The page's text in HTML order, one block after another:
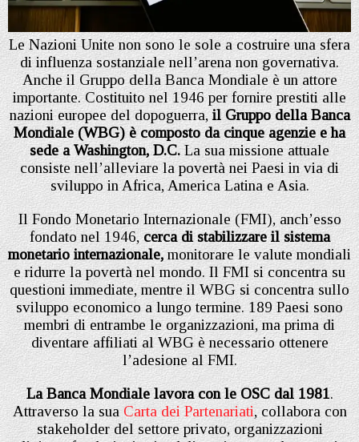
Le Nazioni Unite non sono le sole a costruire una sfera
di influenza sostanziale nell’arena non governativa.
Anche il Gruppo della Banca Mondiale è un attore
importante. Costituito nel 1946 per fornire prestiti alle
nazioni europee del dopoguerra,il Gruppo della Banca
Mondiale (WBG) è composto da cinque agenzie e ha
sede a Washington, D.C.La sua missione attuale
consiste nell’alleviare la povertà nei Paesi in via di
sviluppo in Africa, America Latina e Asia.
Il Fondo Monetario Internazionale (FMI), anch’esso
fondato nel 1946,cerca di stabilizzare il sistema
monetario internazionale,monitorare le valute mondiali
e ridurre la povertà nel mondo. Il FMI si concentra su
questioni immediate, mentre il WBG si concentra sullo
sviluppo economico a lungo termine. 189 Paesi sono
membri di entrambe le organizzazioni, ma prima di
diventare affiliati al WBG è necessario ottenere
l’adesione al FMI.
La Banca Mondiale lavora con le OSC dal 1981.
Attraverso la sua Carta dei Partenariati, collabora con
stakeholder del settore privato, organizzazioni